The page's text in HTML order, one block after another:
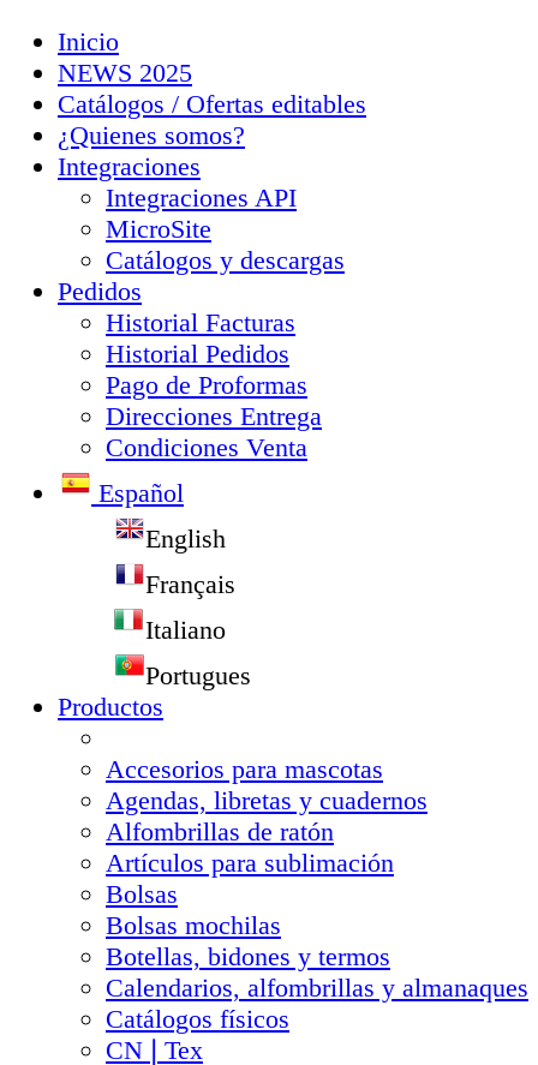
Inicio
NEWS 2025
Catálogos / Ofertas editables
¿Quienes somos?
Integraciones
Integraciones API
MicroSite
Catálogos y descargas
Pedidos
Historial Facturas
Historial Pedidos
Pago de Proformas
Direcciones Entrega
Condiciones Venta
Español
English
Français
Italiano
Portugues
Productos
Accesorios para mascotas
Agendas, libretas y cuadernos
Alfombrillas de ratón
Artículos para sublimación
Bolsas
Bolsas mochilas
Botellas, bidones y termos
Calendarios, alfombrillas y almanaques
Catálogos físicos
CN❘Tex